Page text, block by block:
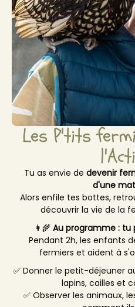
Les P'tits
Tu as envie de devenir
d'une
Alors enfile tes bottes,
découvrir la vie de la
👩‍🌾 Au programme : tu
Pendant 2h, les enfants
fermiers et aident à
✅ Donner le petit-déjeuner
lapins, cailles et
✅ Observer les animaux,